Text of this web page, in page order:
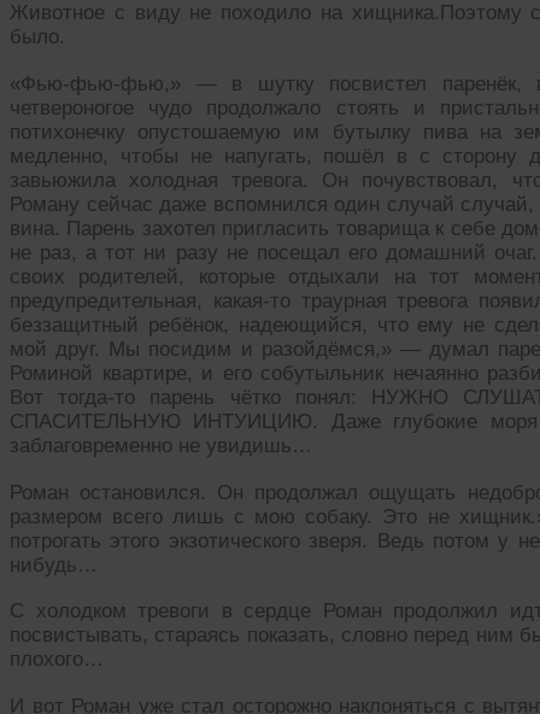
Животное с виду не походило на хищника.Поэтому
было.
«Фью-фью-фью,» — в шутку посвистел паренёк,
четвероногое чудо продолжало стоять и
потихонечку опустошаемую им бутылку пива на
медленно, чтобы не напугать, пошёл в с сторону
завьюжила холодная тревога. Он почувствовал,
Роману сейчас даже вспомнился один случай
вина. Парень захотел пригласить товарища к себе
не раз, а тот ни разу не посещал его домашний
своих родителей, которые отдыхали на тот
предупредительная, какая-то траурная тревога
беззащитный ребёнок, надеющийся, что ему не
мой друг. Мы посидим и разойдёмся,» — думал
Роминой квартире, и его собутыльник нечаянно
Вот тогда-то парень чётко понял: НУЖНО
СПАСИТЕЛЬНУЮ ИНТУИЦИЮ. Даже глубокие моря
заблаговременно не увидишь…
Роман остановился. Он продолжал ощущать
размером всего лишь с мою собаку. Это не
потрогать этого экзотического зверя. Ведь потом у
нибудь…
С холодком тревоги в сердце Роман продолжил
посвистывать, стараясь показать, словно перед ним
плохого…
И вот Роман уже стал осторожно наклоняться с